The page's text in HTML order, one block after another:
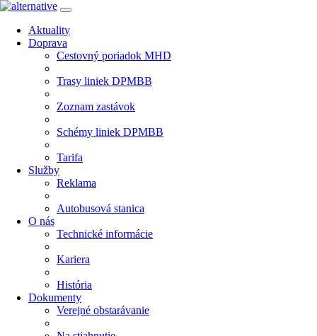
Aktuality
Doprava
Cestovný poriadok MHD
Trasy liniek DPMBB
Zoznam zastávok
Schémy liniek DPMBB
Tarifa
Služby
Reklama
Autobusová stanica
O nás
Technické informácie
Kariera
História
Dokumenty
Verejné obstarávanie